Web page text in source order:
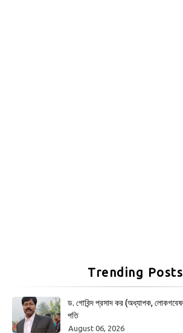
Trending Posts
ড. গোবিন্দ প্রসাদ কর (অধ্যাপক,
পতি
August 06, 2026